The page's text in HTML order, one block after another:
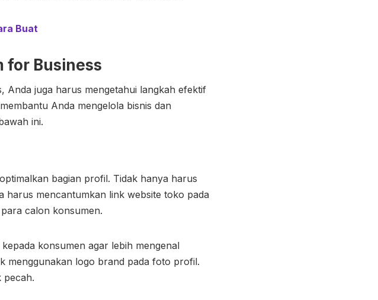
Buat
for Business
Anda juga harus mengetahui langkah efektif
Anda mengelola bisnis dan
ini.
bagian profil. Tidak hanya harus
harus mencantumkan link website toko pada
calon konsumen.
konsumen agar lebih mengenal
menggunakan logo brand pada foto profil.
pecah.